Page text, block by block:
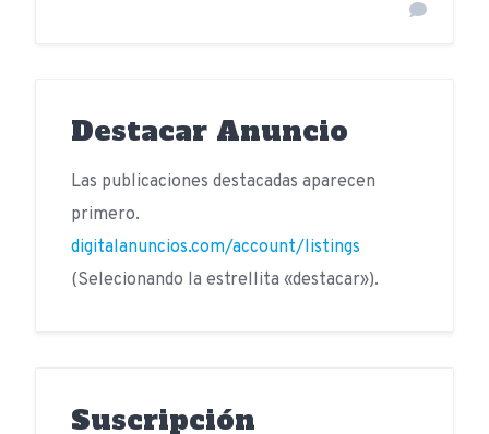
Destacar Anuncio
Las publicaciones destacadas aparecen
primero.
digitalanuncios.com/account/listings
(Selecionando la estrellita «destacar»).
Suscripción